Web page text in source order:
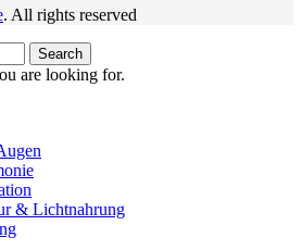
. All rights reserved
Search
are looking for.
& Lichtnahrung